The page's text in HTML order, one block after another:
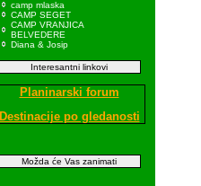
camp mlaska
CAMP SEGET
CAMP VRANJICA
BELVEDERE
Diana & Josip
Interesantni linkovi
Planinarski forum
Destinacije po gledanosti
Možda će Vas zanimati